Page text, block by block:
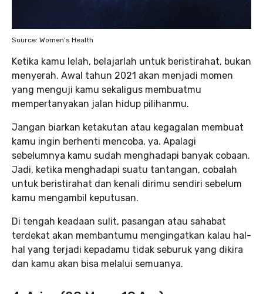
Source: Women’s Health
Ketika kamu lelah, belajarlah untuk beristirahat, bukan
menyerah. Awal tahun 2021 akan menjadi momen
yang menguji kamu sekaligus membuatmu
mempertanyakan jalan hidup pilihanmu.
Jangan biarkan ketakutan atau kegagalan membuat
kamu ingin berhenti mencoba, ya. Apalagi
sebelumnya kamu sudah menghadapi banyak cobaan.
Jadi, ketika menghadapi suatu tantangan, cobalah
untuk beristirahat dan kenali dirimu sendiri sebelum
kamu mengambil keputusan.
Di tengah keadaan sulit, pasangan atau sahabat
terdekat akan membantumu mengingatkan kalau hal-
hal yang terjadi kepadamu tidak seburuk yang dikira
dan kamu akan bisa melalui semuanya.